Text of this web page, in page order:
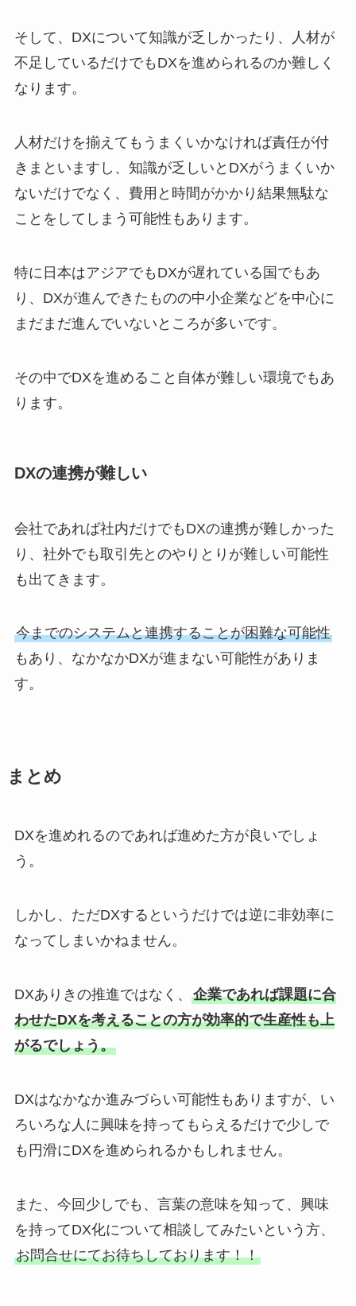
そして、DXについて知識が乏しかったり、人材が
不足しているだけでもDXを進められるのか難しく
なります。
人材だけを揃えてもうまくいかなければ責任が付
きまといますし、知識が乏しいとDXがうまくいか
ないだけでなく、費用と時間がかかり結果無駄な
ことをしてしまう可能性もあります。
特に日本はアジアでもDXが遅れている国でもあ
り、DXが進んできたものの中小企業などを中心に
まだまだ進んでいないところが多いです。
その中でDXを進めること自体が難しい環境でもあ
ります。
DXの連携が難しい
会社であれば社内だけでもDXの連携が難しかった
り、社外でも取引先とのやりとりが難しい可能性
も出てきます。
今までのシステムと連携することが困難な可能性
もあり、なかなかDXが進まない可能性がありま
す。
まとめ
DXを進めれるのであれば進めた方が良いでしょ
う。
しかし、ただDXするというだけでは逆に非効率に
なってしまいかねません。
DXありきの推進ではなく、 企業であれば課題に合
わせたDXを考えることの方が効率的で生産性も上
がるでしょう。
DXはなかなか進みづらい可能性もありますが、い
ろいろな人に興味を持ってもらえるだけで少しで
も円滑にDXを進められるかもしれません。
また、今回少しでも、言葉の意味を知って、興味
を持ってDX化について相談してみたいという方、
お問合せにてお待ちしております！！